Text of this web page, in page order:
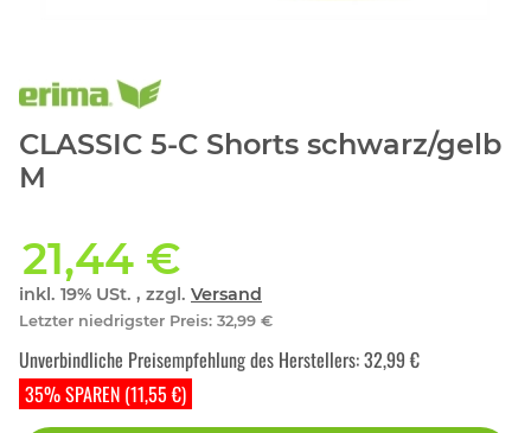
CLASSIC 5-C Shorts schwarz/gelb
M
21,44 €
inkl. 19% USt. , zzgl. Versand
Letzter niedrigster Preis: 32,99 €
35% SPAREN (11,55 €)
Unverbindliche Preisempfehlung des Herstellers:32,99 €